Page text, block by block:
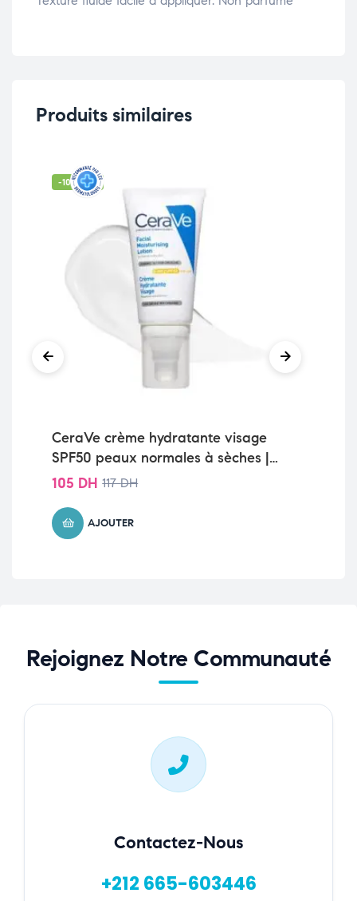
Produits similaires
-10% OFF
CeraVe crème hydratante visage
SPF50 peaux normales à sèches |
52ml
117DH
105 DH
AJOUTER
Rejoignez Notre Communauté
Contactez-Nous
+212 665-603446